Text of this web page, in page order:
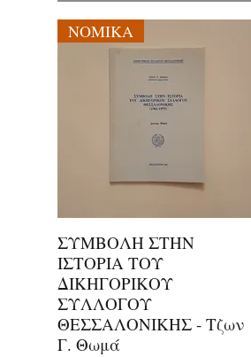
Γρήγορη προβολή
ΝΟΜΙΚΑ
ΣΥΜΒΟΛΗ ΣΤΗΝ
ΙΣΤΟΡΙΑ ΤΟΥ
ΔΙΚΗΓΟΡΙΚΟΥ
ΣΥΛΛΟΓΟΥ
ΘΕΣΣΑΛΟΝΙΚΗΣ - Τζων
Γ. Θωμά